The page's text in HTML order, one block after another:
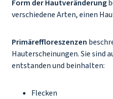
Form der Hautveränderung
verschiedene Arten, einen
Primäreffloreszenzen
Hauterscheinungen. Sie sind
entstanden und beinhalten:
Flecken